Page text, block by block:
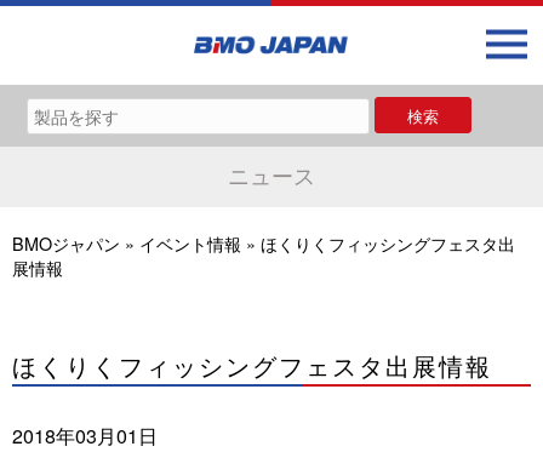
ニュース
BMOジャパン » イベント情報 » ほくりくフィッシングフェスタ出
展情報
ほくりくフィッシングフェスタ出展情報
2018年03月01日